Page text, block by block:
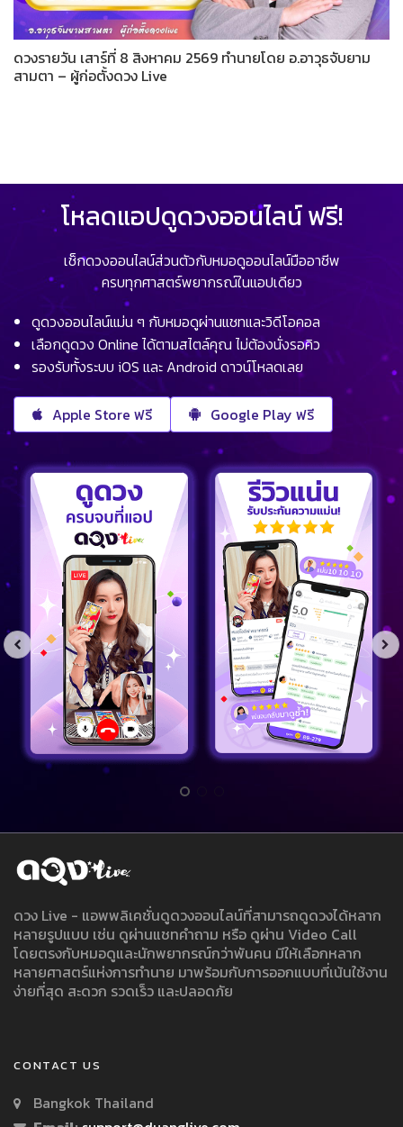
ดวงรายวัน เสาร์ที่ 8 สิงหาคม 2569 ทำนายโดย อ.อาวุธจับยาม
สามตา – ผู้ก่อตั้งดวง Live
โหลดแอปดูดวงออนไลน์ ฟรี!
เช็กดวงออนไลน์ส่วนตัวกับหมอดูออนไลน์มืออาชีพ
ครบทุกศาสตร์พยากรณ์ในแอปเดียว
ดูดวงออนไลน์แม่น ๆ กับหมอดูผ่านแชทและวิดีโอคอล
เลือกดูดวง Online ได้ตามสไตล์คุณ ไม่ต้องนั่งรอคิว
รองรับทั้งระบบ iOS และ Android ดาวน์โหลดเลย
Apple Store ฟรี Google Play ฟรี
ดวง Live - แอพพลิเคชั่นดูดวงออนไลน์ที่สามารถดูดวงได้หลาก
หลายรูปแบบ เช่น ดูผ่านแชทคำถาม หรือ ดูผ่าน Video Call
โดยตรงกับหมอดูและนักพยากรณ์กว่าพันคน มีให้เลือกหลาก
หลายศาสตร์แห่งการทำนาย มาพร้อมกับการออกแบบที่เน้นใช้งาน
ง่ายที่สุด สะดวก รวดเร็ว และปลอดภัย
CONTACT US
Bangkok Thailand